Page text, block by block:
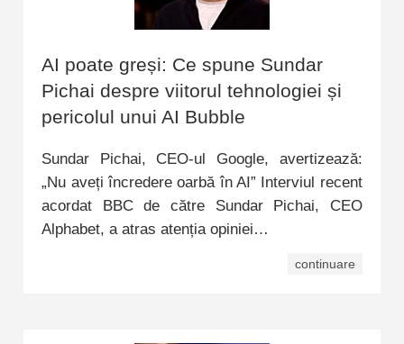
AI poate greși: Ce spune Sundar
Pichai despre viitorul tehnologiei și
pericolul unui AI Bubble
Sundar Pichai, CEO-ul Google, avertizează:
„Nu aveți încredere oarbă în AI” Interviul recent
acordat BBC de către Sundar Pichai, CEO
Alphabet, a atras atenția opiniei…
continuare